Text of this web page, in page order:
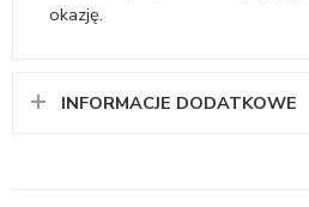
okazję.
INFORMACJE DODATKOWE